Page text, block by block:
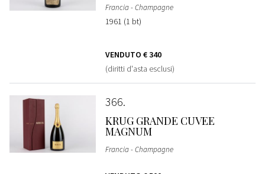
Francia - Champagne
1961 (1 bt)
VENDUTO € 340
(diritti d'asta esclusi)
366
KRUG GRANDE CUVEE
MAGNUM
Francia - Champagne